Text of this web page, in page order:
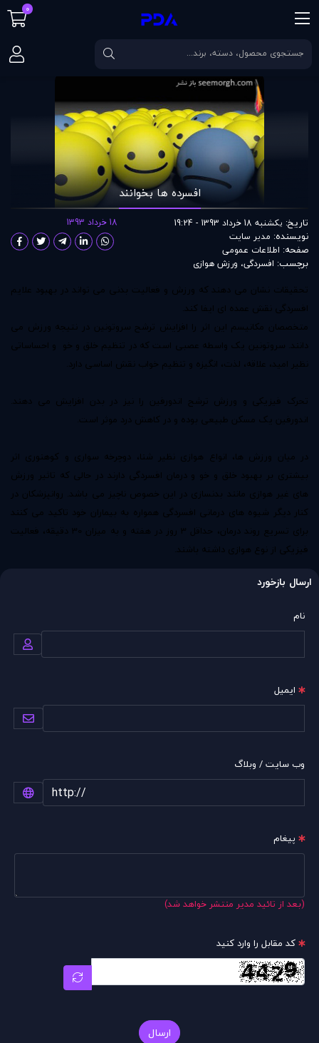
صفحه اصلی مقالات افسرده ها بخوانند
افسرده ها بخوانند
تاریخ: یکشنبه 18 خرداد 1393 - 19:24
نویسنده: مدير سايت
صفحه: اطلاعات عمومی
برچسب: افسردگی، ورزش هوازی
18 خرداد 1393
تحقیقات نشان می دهند که ورزش و فعالیت بدنی می تواند در بهبود علایم
افسردگی نقش عمده ای ایفا کند.
متخصصان مکانیسم این اثر را افزایش ترشح سروتونین در نتیجه ورزش می
دانند. سروتونین یک واسطه عصبی است که در تنظیم خلق و خو و احساساتی
نظیر امید، علاقه، لذت، انگیزه و تنظیم خواب نقش اساسی دارد.
تحرک فیزیکی و ورزش ترشح اندورفین را نیز در بدن افزایش می دهند.
اندورفین یک مسکن طبیعی بوده و در کاهش درد موثر است.
در میان ورزش ها، انواع هوازی نظیر شنا، دوچرخه سواری و کوهنوری اثر
بیشتری بر بهبود خلق و خو و درمان افسردگی دارند در حالی که تاثیر ورزش
های غیر هوازی مانند بدنسازی در این خصوص ناچیز می باشد. روانپزشکان در
کنار دیگر شیوه های درمانی افسردگی همواره به بیماران خود تاکید می کنند
برای تسریع روند درمان، حداقل 3 روز در هفته و به میزان 30 دقیقه، فعالیت
فیزیکی از نوع هوازی داشته باشند.
ارسال بازخورد
نام
ایمیل
وب سایت / وبلاگ
پیغام
(بعد از تائید مدیر منتشر خواهد شد)
کد مقابل را وارد کنید
ارسال
0